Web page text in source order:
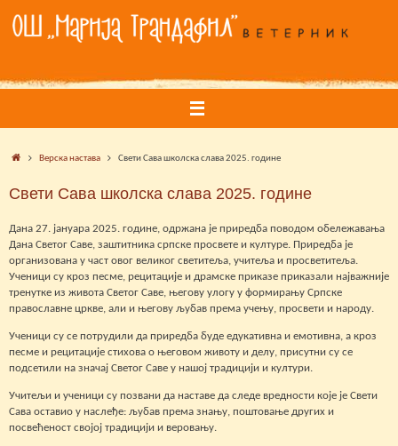
content
HomeВерска настава Свети Сава школска слава 2025. године
Свети Сава школска слава 2025. године
Дана 27. јануара 2025. године, одржана је приредба поводом обележавања
Дана Светог Саве, заштитника српске просвете и културе. Приредба је
организована у част овог великог светитеља, учитеља и просветитеља.
Ученици су кроз песме, рецитације и драмске приказе приказали најважније
тренутке из живота Светог Саве, његову улогу у формирању Српске
православне цркве, али и његову љубав према учењу, просвети и народу.
Ученици су се потрудили да приредба буде едукативна и емотивна, а кроз
песме и рецитације стихова о његовом животу и делу, присутни су се
подсетили на значај Светог Саве у нашој традицији и култури.
Учитељи и ученици су позвани да наставе да следе вредности које је Свети
Сава оставио у наслеђе: љубав према знању, поштовање других и
посвећеност својој традицији и веровању.